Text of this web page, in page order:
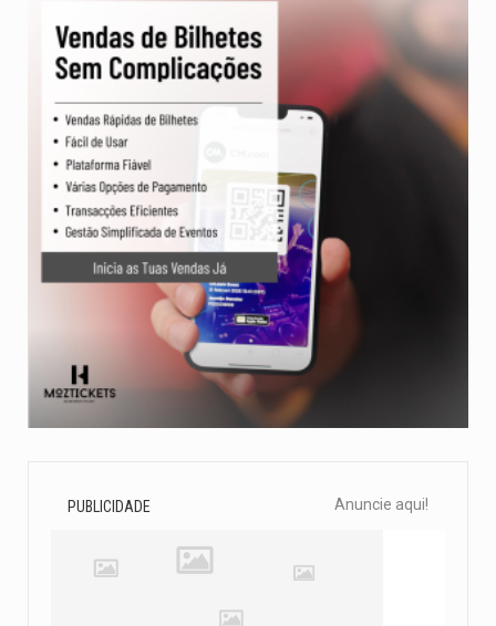
PUBLICIDADE Anuncie aqui!